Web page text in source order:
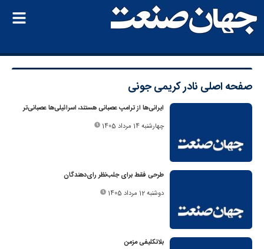
صفحه اصلی نادر کریمی جونی
ایرانی‌ها از ترامپ عصبانی هستند، اسرائیلی‌ها عصبانی‌تر
چهارشنبه 14 مرداد 1405
طرحی فقط برای جلب‌نظر رای‌دهندگان
دوشنبه 12 مرداد 1405
بلاتکلیفی مزمن